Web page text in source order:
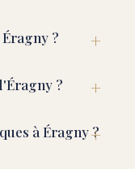
?
?
à Éragny ?